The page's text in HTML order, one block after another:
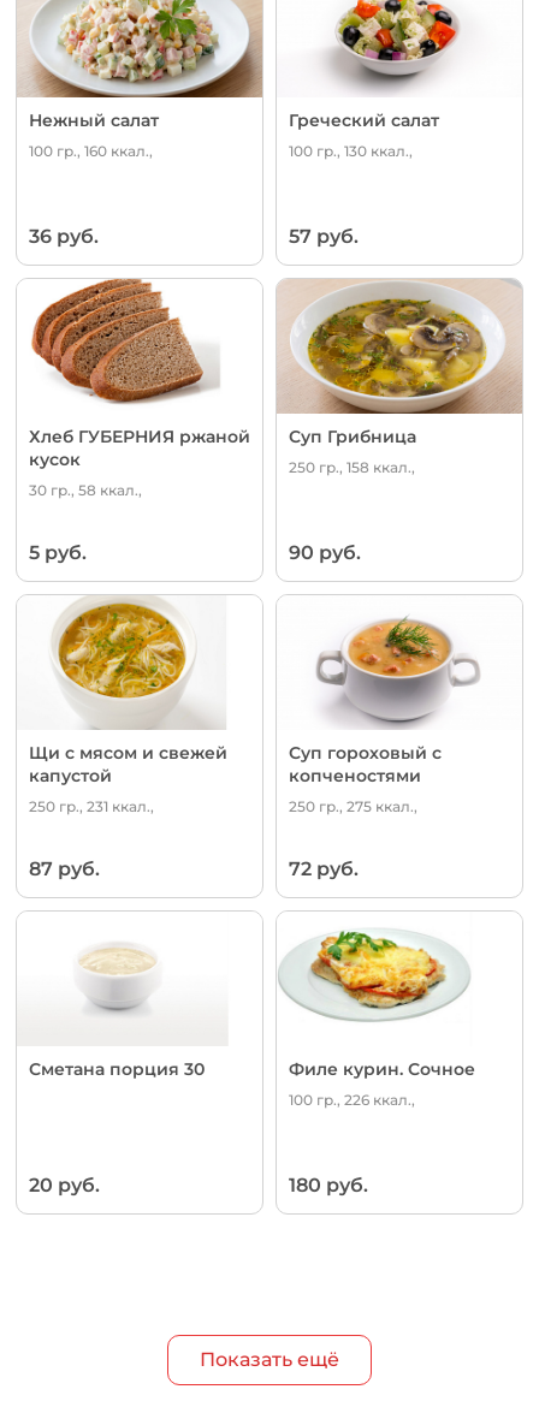
Нежный салат
100 гр., 160 ккал.,
36 руб.
Греческий салат
100 гр., 130 ккал.,
57 руб.
Хлеб ГУБЕРНИЯ ржаной
кусок
30 гр., 58 ккал.,
5 руб.
Суп Грибница
250 гр., 158 ккал.,
90 руб.
Щи с мясом и свежей
капустой
250 гр., 231 ккал.,
87 руб.
Суп гороховый с
копченостями
250 гр., 275 ккал.,
72 руб.
Сметана порция 30
20 руб.
Филе курин. Сочное
100 гр., 226 ккал.,
180 руб.
Показать ещё